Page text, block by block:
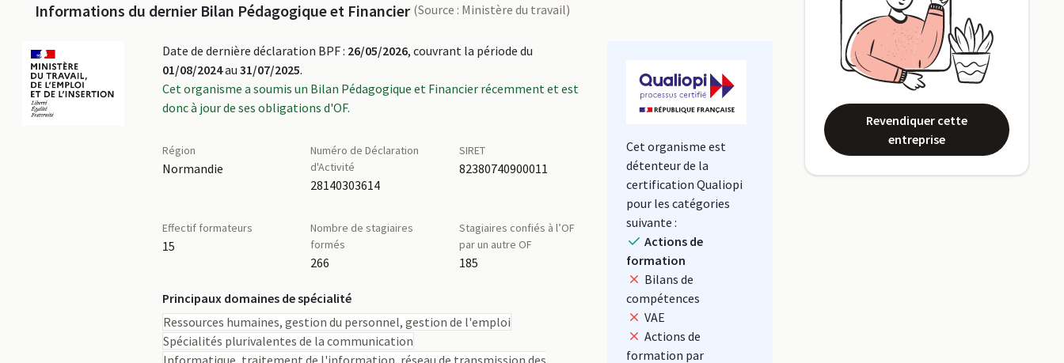
Informations du dernier Bilan Pédagogique et Financier (Source : Ministère du travail)
Date de dernière déclaration BPF : 26/05/2026, couvrant la période du
01/08/2024au 31/07/2025.
Cet organisme a soumis un Bilan Pédagogique et Financier récemment et est
donc à jour de ses obligations d'OF.
Région
Normandie
Numéro de Déclaration
d'Activité
28140303614
SIRET
82380740900011
Effectif formateurs
15
Nombre de stagiaires
formés
266
Stagiaires confiés à l’OF
par un autre OF
185
Principaux domaines de spécialité
Ressources humaines, gestion du personnel, gestion de l'emploi
Spécialités plurivalentes de la communication
Informatique, traitement de l'information, réseau de transmission des
Cet organisme est
détenteur de la
certification Qualiopi
pour les catégories
suivante :
Actions de
formation
Bilans de
compétences
VAE
Actions de
formation par
Revendiquer cette
entreprise